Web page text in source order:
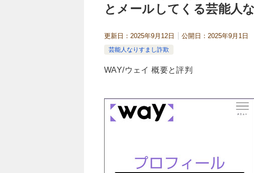
とメールしてくる芸能人
更新日： 2025年9月12日 公開日： 2025年9月1日
芸能人なりすまし詐欺
WAY/ウェイ 概要と評判